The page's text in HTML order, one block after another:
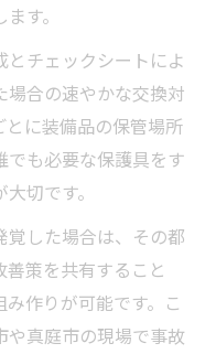
す。
チェックシートによ
場合の速やかな交換対
に装備品の保管場所
でも必要な保護具をす
切です。
覚した場合は、その都
策を共有すること
作りが可能です。こ
や真庭市の現場で事故